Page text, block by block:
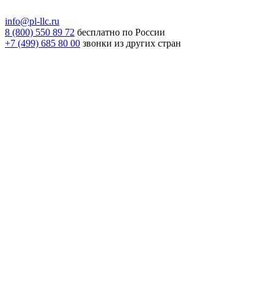
info@pl-llc.ru
8 (800) 550 89 72 бесплатно по России
+7 (499) 685 80 00 звонки из других стран